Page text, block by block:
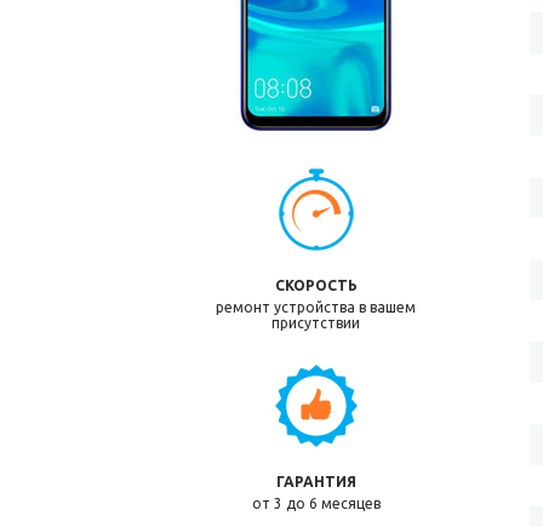
СКОРОСТЬ
ремонт устройства в вашем
присутствии
ГАРАНТИЯ
от 3 до 6 месяцев